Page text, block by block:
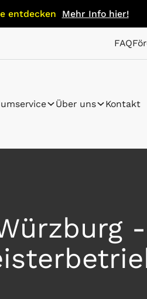
entdecken Mehr Info hier!
FAQ
Über uns Kontakt